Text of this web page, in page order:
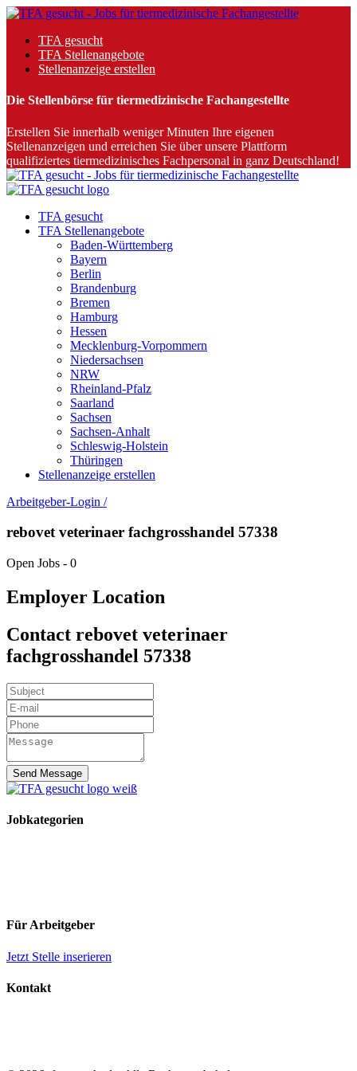
TFA gesucht
TFA Stellenangebote
Stellenanzeige erstellen
Die Stellenbörse für tiermedizinische Fachangestellte
Erstellen Sie innerhalb weniger Minuten Ihre eigenen
Stellenanzeigen und erreichen Sie über unsere Plattform
qualifiziertes tiermedizinisches Fachpersonal in ganz Deutschland!
TFA gesucht
TFA Stellenangebote
Baden-Württemberg
Bayern
Berlin
Brandenburg
Bremen
Hamburg
Hessen
Mecklenburg-Vorpommern
Niedersachsen
NRW
Rheinland-Pfalz
Saarland
Sachsen
Sachsen-Anhalt
Schleswig-Holstein
Thüringen
Stellenanzeige erstellen
Arbeitgeber-Login /
rebovet veterinaer fachgrosshandel 57338
Open Jobs - 0
Employer Location
Contact rebovet veterinaer
fachgrosshandel 57338
Send Message
Jobkategorien
Für Arbeitgeber
Jetzt Stelle inserieren
Kontakt